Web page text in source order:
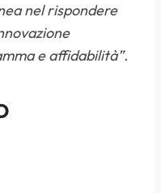
nel rispondere
e affidabilità”.